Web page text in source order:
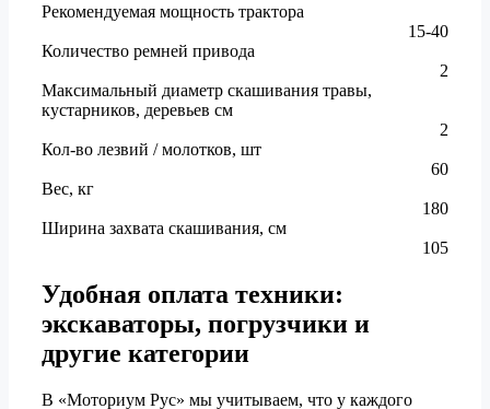
Рекомендуемая мощность трактора
15-40
Количество ремней привода
2
Максимальный диаметр скашивания травы,
кустарников, деревьев см
2
Кол-во лезвий / молотков, шт
60
Вес, кг
180
Ширина захвата скашивания, см
105
Удобная оплата техники:
экскаваторы, погрузчики и
другие категории
В «Моториум Рус» мы учитываем, что у каждого